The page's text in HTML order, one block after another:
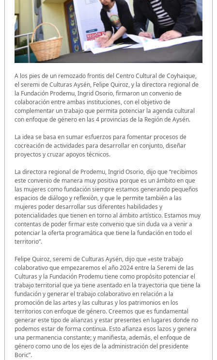
A los pies de un remozado frontis del Centro Cultural de Coyhaique,
el seremi de Culturas Aysén, Felipe Quiroz, y la directora regional de
la Fundación Prodemu, Ingrid Osorio, firmaron un convenio de
colaboración entre ambas instituciones, con el objetivo de
complementar un trabajo que permita potenciar la agenda cultural
con enfoque de género en las 4 provincias de la Región de Aysén.
La idea se basa en sumar esfuerzos para fomentar procesos de
cocreación de actividades para desarrollar en conjunto, diseñar
proyectos y cruzar apoyos técnicos.
La directora regional de Prodemu, Ingrid Osorio, dijo que “recibimos
este convenio de manera muy positiva porque es un ámbito en que
las mujeres como fundación siempre estamos generando pequeños
espacios de diálogo y reflexión, y que le permite también a las
mujeres poder desarrollar sus diferentes habilidades y
potencialidades que tienen en torno al ámbito artístico. Estamos muy
contentas de poder firmar este convenio que sin duda va a venir a
potenciar la oferta programática que tiene la fundación en todo el
territorio”.
Felipe Quiroz, seremi de Culturas Aysén, dijo que «este trabajo
colaborativo que empezaremos el año 2024 entre la Seremi de las
Culturas y la Fundación Prodemu tiene como propósito potenciar el
trabajo territorial que ya tiene asentado en la trayectoria que tiene la
fundación y generar el trabajo colaborativo en relación a la
promoción de las artes y las culturas y los patrimonios en los
territorios con enfoque de género. Creemos que es fundamental
generar este tipo de alianzas y estar presentes en lugares donde no
podemos estar de forma continua. Esto afianza esos lazos y genera
una permanencia constante; y manifiesta, además, el enfoque de
género como uno de los ejes de la administración del presidente
Boric”.